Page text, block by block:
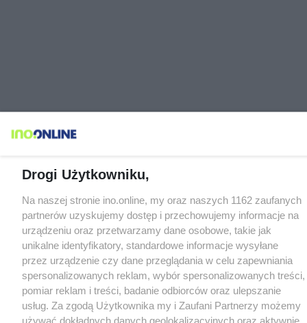
Drogi Użytkowniku,
Na naszej stronie ino.online, my oraz naszych 1162 zaufanych
partnerów uzyskujemy dostęp i przechowujemy informacje na
urządzeniu oraz przetwarzamy dane osobowe, takie jak
unikalne identyfikatory, standardowe informacje wysyłane
przez urządzenie czy dane przeglądania w celu zapewniania
spersonalizowanych reklam, wybór spersonalizowanych treści,
pomiar reklam i treści, badanie odbiorców oraz ulepszanie
usług. Za zgodą Użytkownika my i Zaufani Partnerzy możemy
używać dokładnych danych geolokalizacyjnych oraz aktywnie